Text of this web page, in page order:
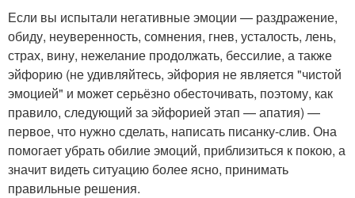
Если вы испытали негативные эмоции — раздражение,
обиду, неуверенность, сомнения, гнев, усталость, лень,
страх, вину, нежелание продолжать, бессилие, а также
эйфорию (не удивляйтесь, эйфория не является "чистой
эмоцией" и может серьёзно обесточивать, поэтому, как
правило, следующий за эйфорией этап — апатия) —
первое, что нужно сделать, написать писанку-слив. Она
помогает убрать обилие эмоций, приблизиться к покою, а
значит видеть ситуацию более ясно, принимать
правильные решения.